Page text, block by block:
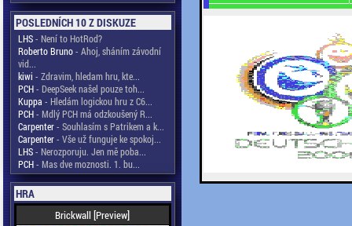
POSLEDNÍCH 10 Z DISKUZE
LHS- Není to HotRod?
Roberto Bruno- Ahoj, sháním závodní
vid...
kiwi - Zdravim, hledam hru, kte...
PCH- DeepSeek našel pouze toh...
Kuppa - Hledám logickou hru z C6...
PCH- Mdlý PCH má odzkoušený R...
Carpenter- Souhlasím s Patrikem a k...
Carpenter- Vše už funguje ke spokoj...
LHS- Nerozporuju. Jen mě poba...
PCH- Mas dve moznosti. 1. bu...
HRA
Brickwall [Preview]